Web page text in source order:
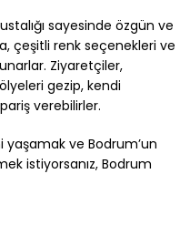
sayesinde özgün ve
çeşitli renk seçenekleri ve
Ziyaretçiler,
gezip, kendi
verebilirler.
ve Bodrum’un
istiyorsanız, Bodrum